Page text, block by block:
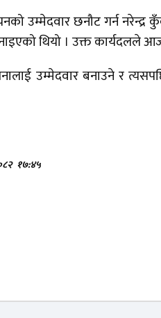
उम्मेदवार छनौट गर्न
थियो । उक्त कार्यदलले
उम्मेदवार बनाउने र
१७:४५